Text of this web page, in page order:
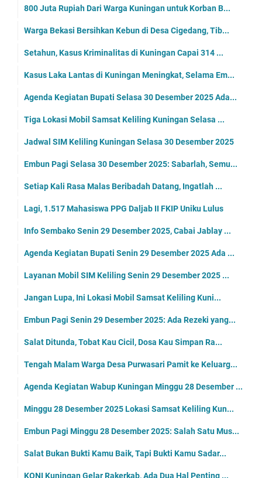
800 Juta Rupiah Dari Warga Kuningan untuk Korban B...
Warga Bekasi Bersihkan Kebun di Desa Cigedang, Tib...
Setahun, Kasus Kriminalitas di Kuningan Capai 314 ...
Kasus Laka Lantas di Kuningan Meningkat, Selama Em...
Agenda Kegiatan Bupati Selasa 30 Desember 2025 Ada...
Tiga Lokasi Mobil Samsat Keliling Kuningan Selasa ...
Jadwal SIM Keliling Kuningan Selasa 30 Desember 2025
Embun Pagi Selasa 30 Desember 2025: Sabarlah, Semu...
Setiap Kali Rasa Malas Beribadah Datang, Ingatlah ...
Lagi, 1.517 Mahasiswa PPG Daljab II FKIP Uniku Lulus
Info Sembako Senin 29 Desember 2025, Cabai Jablay ...
Agenda Kegiatan Bupati Senin 29 Desember 2025 Ada ...
Layanan Mobil SIM Keliling Senin 29 Desember 2025 ...
Jangan Lupa, Ini Lokasi Mobil Samsat Keliling Kuni...
Embun Pagi Senin 29 Desember 2025: Ada Rezeki yang...
Salat Ditunda, Tobat Kau Cicil, Dosa Kau Simpan Ra...
Tengah Malam Warga Desa Purwasari Pamit ke Keluarg...
Agenda Kegiatan Wabup Kuningan Minggu 28 Desember ...
Minggu 28 Desember 2025 Lokasi Samsat Keliling Kun...
Embun Pagi Minggu 28 Desember 2025: Salah Satu Mus...
Salat Bukan Bukti Kamu Baik, Tapi Bukti Kamu Sadar...
KONI Kuningan Gelar Rakerkab, Ada Dua Hal Penting ...